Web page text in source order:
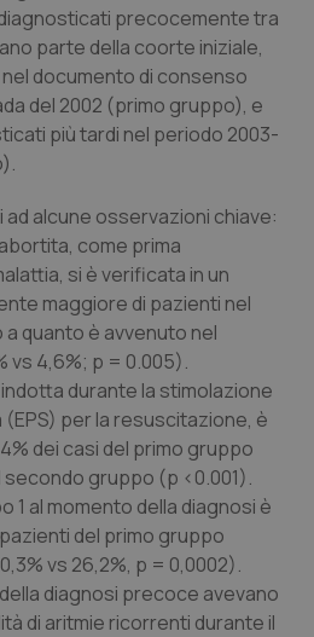
di Bolzano
di Trento
& Rettocolite Ulcerosa
precocemente tra
parte della coorte iniziale,
documento di consenso
del 2002 (primo gruppo), e
più tardi nel periodo 2003-
alcune osservazioni chiave:
come prima
si è verificata in un
maggiore di pazienti nel
quanto è avvenuto nel
vs 4,6%; p = 0.005).
indotta durante la stimolazione
per la resuscitazione, è
dei casi del primo gruppo
secondo gruppo (p <0.001).
1 al momento della diagnosi è
del primo gruppo
vs 26,2%, p = 0,0002).
diagnosi precoce avevano
di aritmie ricorrenti durante il